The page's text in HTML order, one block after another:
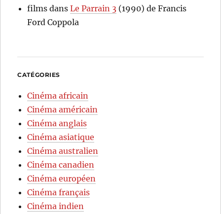
films dansLe Parrain 3 (1990) de Francis
Ford Coppola
CATÉGORIES
Cinéma africain
Cinéma américain
Cinéma anglais
Cinéma asiatique
Cinéma australien
Cinéma canadien
Cinéma européen
Cinéma français
Cinéma indien